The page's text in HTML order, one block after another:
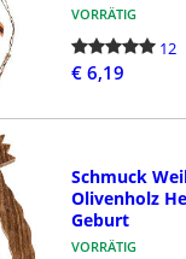
VORRÄTIG
12
€ 6,19
Schmuck
Olivenholz
Geburt
VORRÄTIG